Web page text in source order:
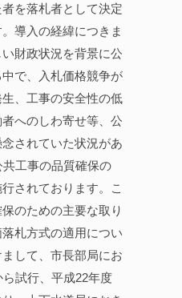
を落札者として決定
導入の経緯につきま
財政状況を背景に公
で、入札価格競争が
、工事の安全性の低
へのしわ寄せ等、公
されていた状況があ
共工事の品質確保の
されております。こ
のための主要な取り
札方式の適用につい
して、市長部局にお
試行、平成22年度